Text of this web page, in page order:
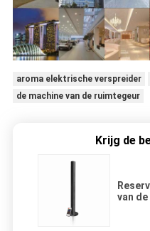
aroma elektrische verspreider
de machine van de ruimtegeur
Krijg de
van